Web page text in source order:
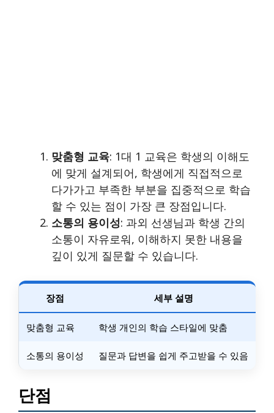
맞춤형 교육: 1대 1 교육은 학생의 이해도
에 맞게 설계되어, 학생에게 직접적으로
다가가고 부족한 부분을 집중적으로 학습
할 수 있는 점이 가장 큰 장점입니다.
소통의 용이성: 과외 선생님과 학생 간의
소통이 자유로워, 이해하지 못한 내용을
깊이 있게 질문할 수 있습니다.
장점 세부 설명
맞춤형 교육 학생 개인의 학습 스타일에 맞춤
소통의 용이성 질문과 답변을 쉽게 주고받을 수 있음
단점